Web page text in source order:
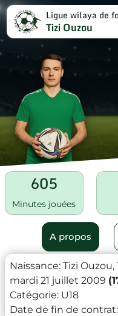
Ligue wilaya de
Tizi Ouzou
605
Minutes jouées
A propos
Naissance: Tizi Ouzou,
mardi 21 juillet 2009
Catégorie: U18
Date de fin de contrat: